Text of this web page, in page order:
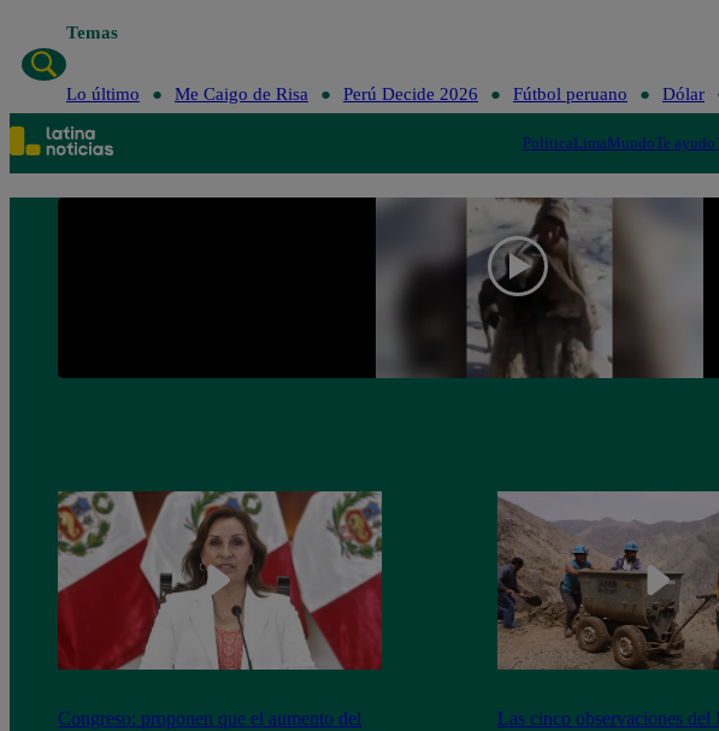
Temas
Lo último Me Caigo de Risa Perú Decide 2026 Fútbol peruano Dólar
PolíticaLimaMundoTe ayudo
Congreso: proponen que el aumento del
Las cinco observaciones